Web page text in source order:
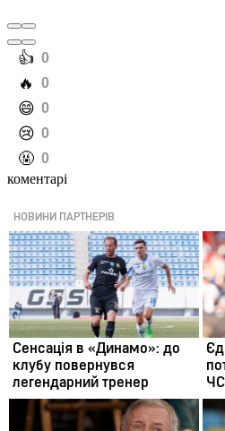
️👍 0
️🔥 0
️😄 0
️😢 0
️🤬 0
коментарі